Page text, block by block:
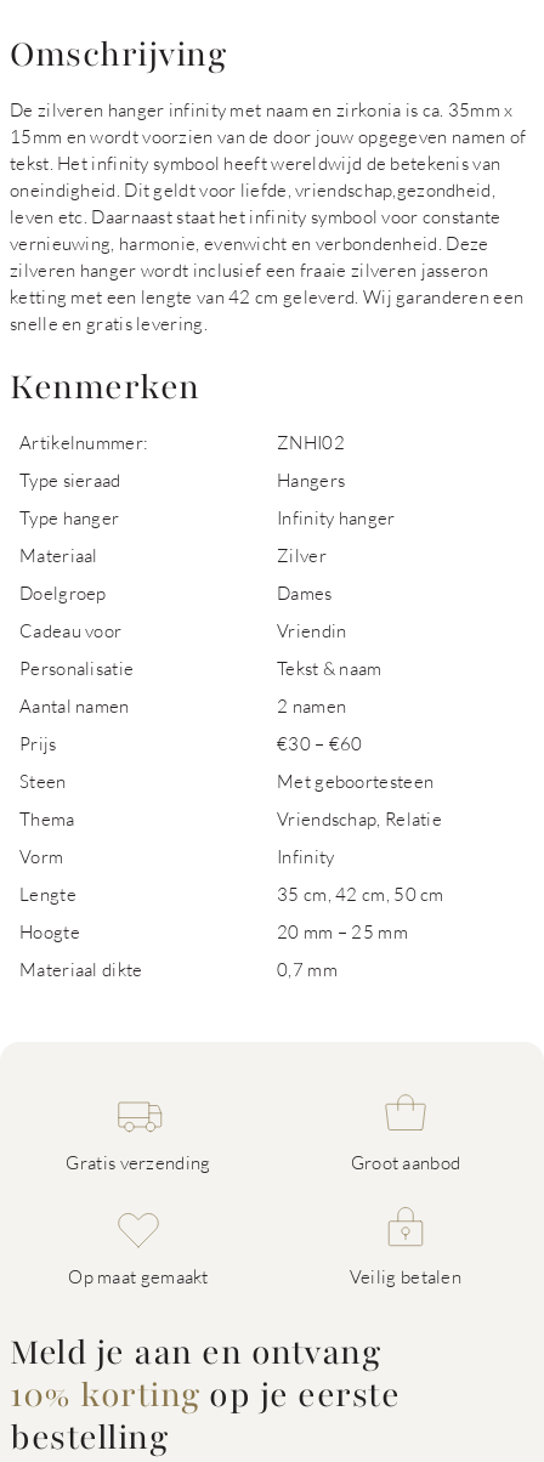
Omschrijving
De zilveren hanger infinity met naam en zirkonia is ca. 35mm x
15mm en wordt voorzien van de door jouw opgegeven namen of
tekst. Het infinity symbool heeft wereldwijd de betekenis van
oneindigheid. Dit geldt voor liefde, vriendschap,gezondheid,
leven etc. Daarnaast staat het infinity symbool voor constante
vernieuwing, harmonie, evenwicht en verbondenheid. Deze
zilveren hanger wordt inclusief een fraaie zilveren jasseron
ketting met een lengte van 42 cm geleverd. Wij garanderen een
snelle en gratis levering.
Kenmerken
Artikelnummer:
ZNHI02
Type sieraad
Hangers
Type hanger
Infinity hanger
Materiaal
Zilver
Doelgroep
Dames
Cadeau voor
Vriendin
Personalisatie
Tekst & naam
Aantal namen
2 namen
Prijs
€30 – €60
Steen
Met geboortesteen
Thema
Vriendschap, Relatie
Vorm
Infinity
Lengte
35 cm, 42 cm, 50 cm
Hoogte
20 mm – 25 mm
Materiaal dikte
0,7 mm
Gratis verzending Groot aanbod
Op maat gemaakt Veilig betalen
Meld je aan en ontvang
10% korting op je eerste
bestelling